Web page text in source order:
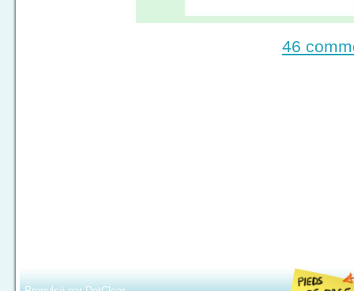
46